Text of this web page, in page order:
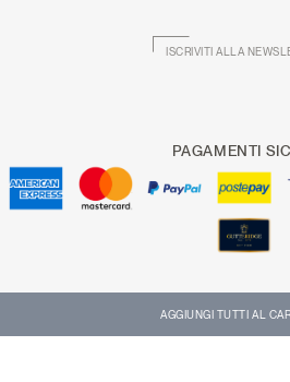
Ti serve aiuto?
AGGIUNGI TUTTI AL
ISCRIVITI ALLA
PAGAMENTI
Copyright © 2026 CAPRI